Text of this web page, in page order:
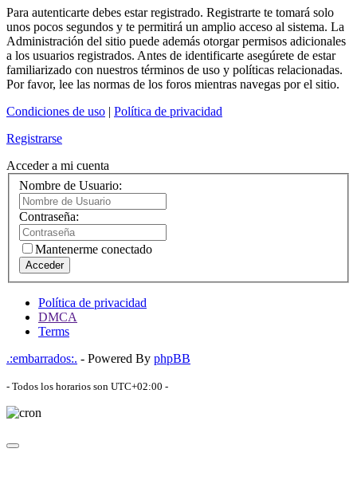
Para autenticarte debes estar registrado. Registrarte te tomará solo
unos pocos segundos y te permitirá un amplio acceso al sistema. La
Administración del sitio puede además otorgar permisos adicionales
a los usuarios registrados. Antes de identificarte asegúrete de estar
familiarizado con nuestros términos de uso y políticas relacionadas.
Por favor, lee las normas de los foros mientras navegas por el sitio.
Condiciones de uso | Política de privacidad
Registrarse
Acceder a mi cuenta
Nombre de Usuario:
Contraseña:
Mantenerme conectado
Acceder
Política de privacidad
DMCA
Terms
.:embarrados:. - Powered By phpBB
- Todos los horarios son UTC+02:00 -